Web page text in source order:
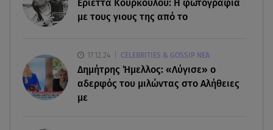
αποτελέσματα
Εριέττα Κούρκουλου: Η φωτογραφία
με τους γιους της από το
17.12.24 CELEBRITIES & GOSSIP ΝΕΑ
Δημήτρης Ήμελλος: «Λύγισε» ο
αδερφός του μιλώντας στο Αλήθειες
με